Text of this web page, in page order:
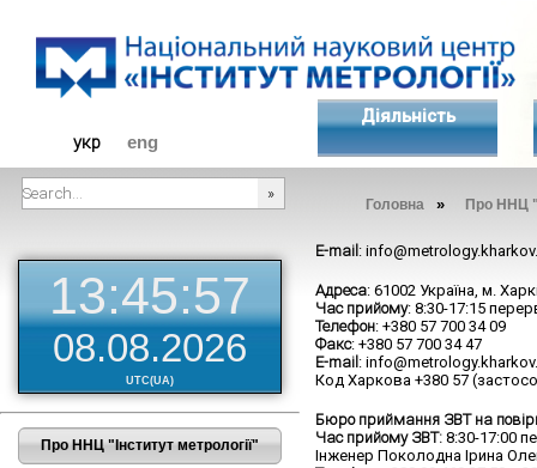
укр eng
Діяльність
Головна » Про ННЦ
13:45:57
08.08.2026
UTC(UA)
Про ННЦ "Інститут метрології"
E-mail :
Адреса: 61002 Україна, м.
Час прийому: 8:30-17:15
Телефон: +380 57 700 34 09
Факс: +380 57 700 34 47
E-mail :
Код Харкова +380 57
Бюро приймання ЗВТ на
Час прийому ЗВТ: 8:30-17:00
Інженер Поколодна Ірина